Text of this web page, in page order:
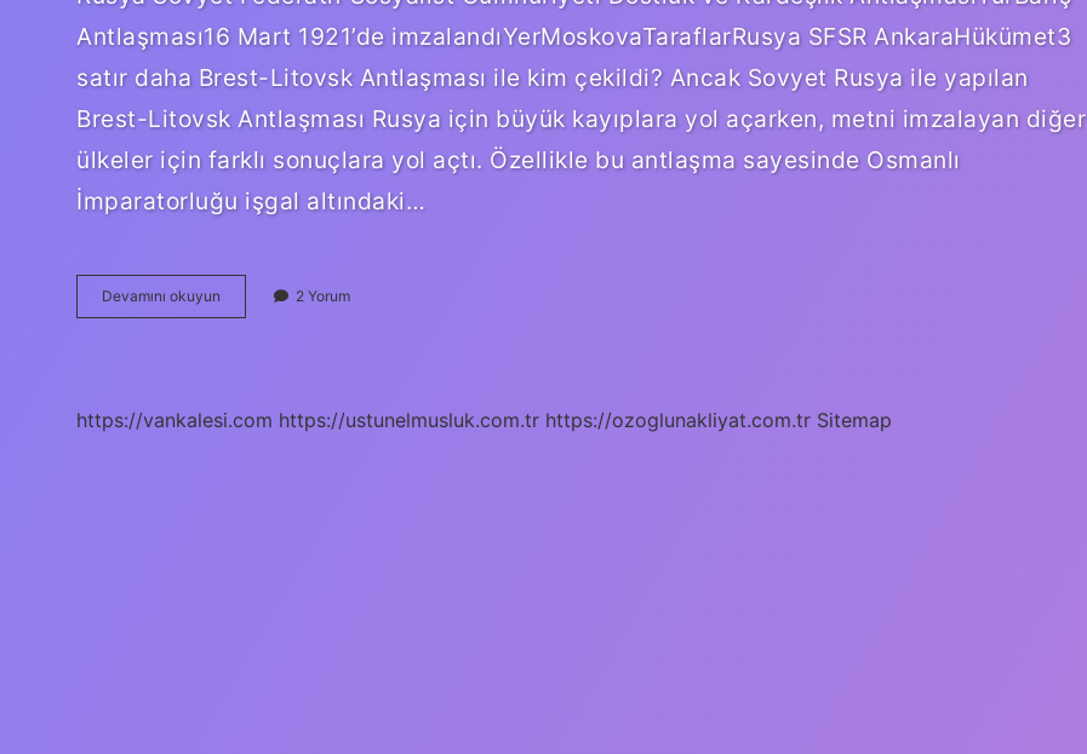
Antlaşması16 Mart 1921’de imzalandıYerMoskovaTaraflarRusya SFSR AnkaraHükümet3
satır daha Brest-Litovsk Antlaşması ile kim çekildi? Ancak Sovyet Rusya ile yapılan
Brest-Litovsk Antlaşması Rusya için büyük kayıplara yol açarken, metni imzalayan diğer
ülkeler için farklı sonuçlara yol açtı. Özellikle bu antlaşma sayesinde Osmanlı
İmparatorluğu işgal altındaki…
Devamını okuyun
Hangi
2 Yorum
https://vankalesi.com https://ustunelmusluk.com.tr https://ozoglunakliyat.com.tr Sitemap